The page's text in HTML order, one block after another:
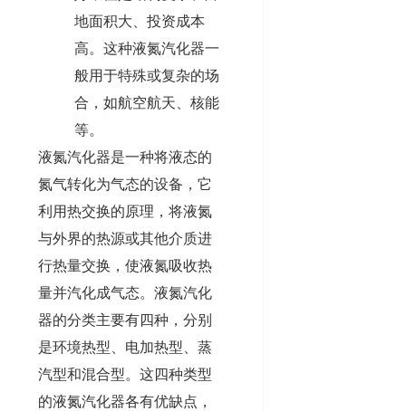
地面积大、投资成本
高。这种液氮汽化器一
般用于特殊或复杂的场
合，如航空航天、核能
等。
液氮汽化器是一种将液态的
氮气转化为气态的设备，它
利用热交换的原理，将液氮
与外界的热源或其他介质进
行热量交换，使液氮吸收热
量并汽化成气态。液氮汽化
器的分类主要有四种，分别
是环境热型、电加热型、蒸
汽型和混合型。这四种类型
的液氮汽化器各有优缺点，